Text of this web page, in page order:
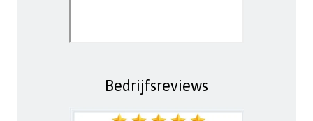
Bedrijfsreviews